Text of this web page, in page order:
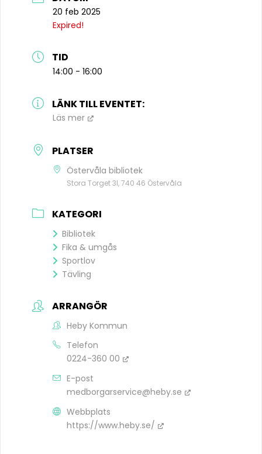
20 feb 2025
Expired!
TID
14:00 - 16:00
LÄNK TILL EVENTET:
Läs mer
PLATSER
Östervåla bibliotek
Stora Torget 3I, 740 46 Östervåla
KATEGORI
Bibliotek
Fika & umgås
Sportlov
Tävling
ARRANGÖR
Heby Kommun
Telefon
0224-360 00
E-post
medborgarservice@heby.se
Webbplats
https://www.heby.se/